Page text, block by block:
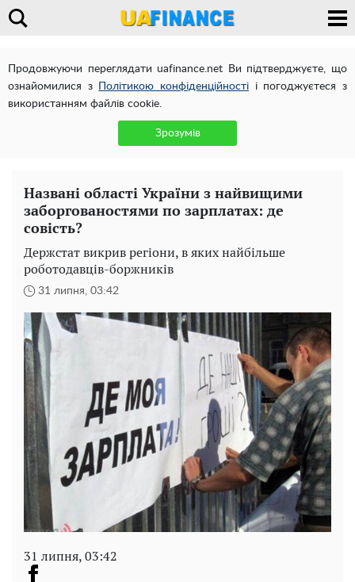
Продовжуючи переглядати uafinance.net Ви підтверджуєте, що
ознайомилися з
Політикою конфіденційності і погоджуєтеся з
використанням файлів cookie.
Зрозумів
Названі області України з найвищими
заборгованостями по зарплатах: де
совість?
Держстат викрив регіони, в яких найбільше
роботодавців-боржників
31 липня, 03:42
31 липня, 03:42